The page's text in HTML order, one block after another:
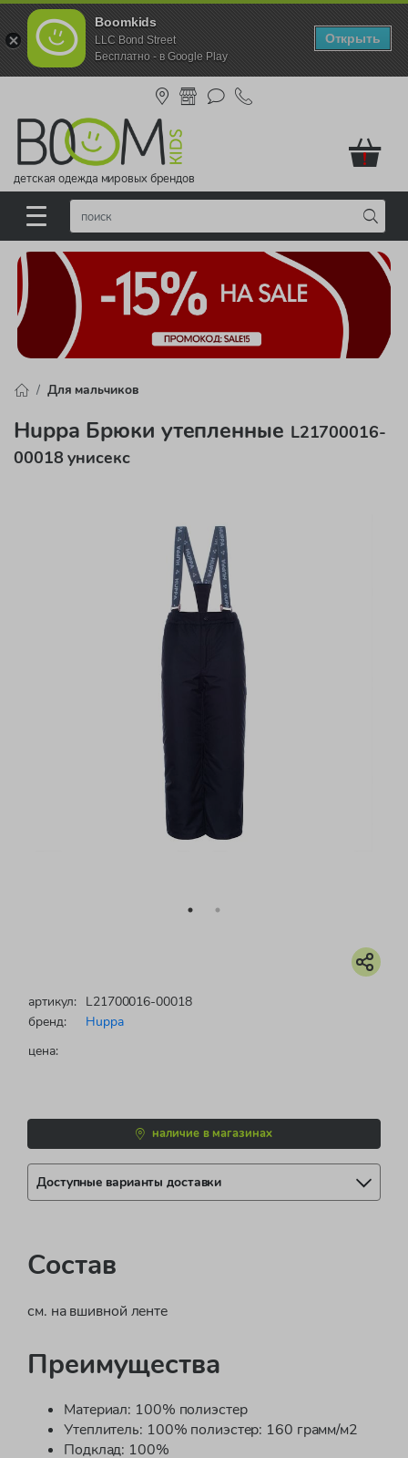
Boomkids
LLC Bond Street
Бесплатно - в Google Play
Открыть
детская одежда мировых брендов
!
Для мальчиков
Huppa Брюки утепленные L21700016-
00018 унисекс
артикул: L21700016-00018
бренд:
Huppa
цена:
наличие в магазинах
Доступные варианты доставки
Состав
см. на вшивной ленте
Преимущества
Материал: 100% полиэстер
Утеплитель: 100% полиэстер: 160 грамм/м2
Подклад: 100%